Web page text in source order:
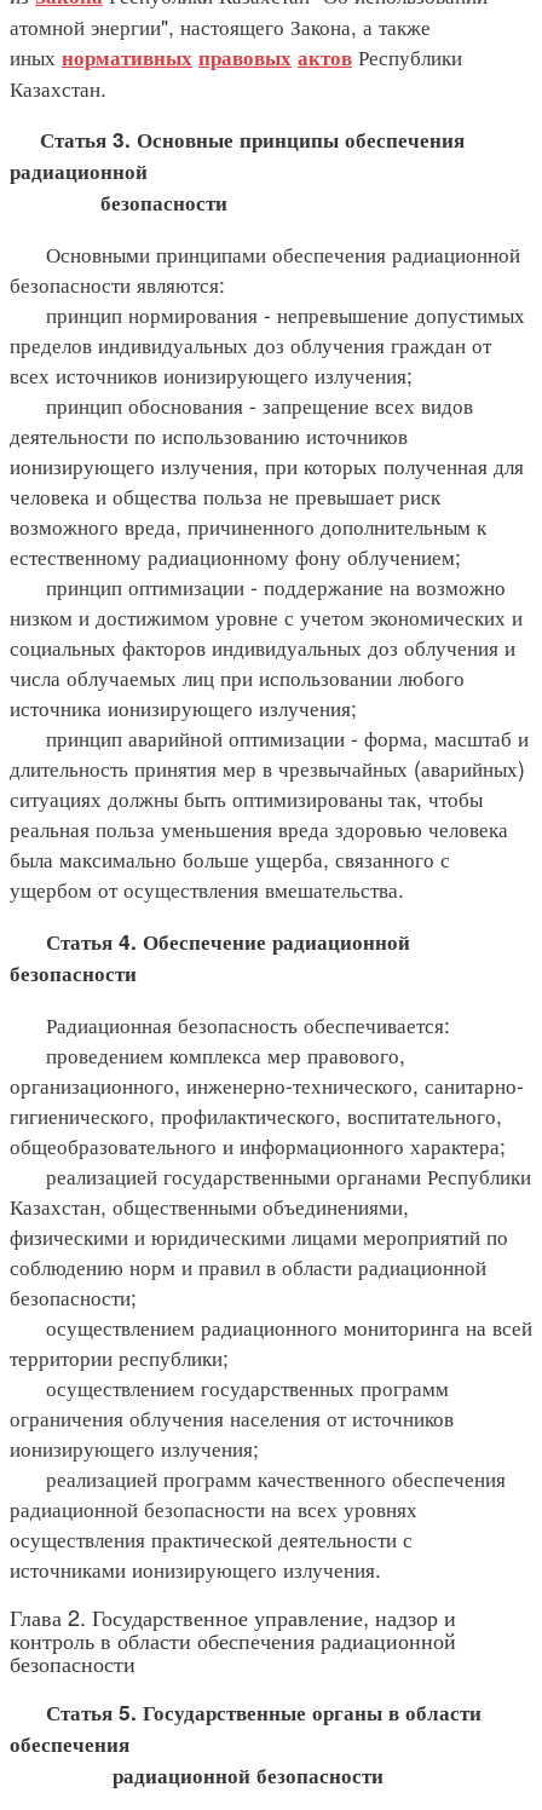
атомной энергии", настоящего Закона, а также
иных нормативных правовых актов Республики
Казахстан.
Статья 3. Основные принципы обеспечения
радиационной
безопасности
Основными принципами обеспечения радиационной
безопасности являются:
принцип нормирования - непревышение допустимых
пределов индивидуальных доз облучения граждан от
всех источников ионизирующего излучения;
принцип обоснования - запрещение всех видов
деятельности по использованию источников
ионизирующего излучения, при которых полученная для
человека и общества польза не превышает риск
возможного вреда, причиненного дополнительным к
естественному радиационному фону облучением;
принцип оптимизации - поддержание на возможно
низком и достижимом уровне с учетом экономических и
социальных факторов индивидуальных доз облучения и
числа облучаемых лиц при использовании любого
источника ионизирующего излучения;
принцип аварийной оптимизации - форма, масштаб и
длительность принятия мер в чрезвычайных (аварийных)
ситуациях должны быть оптимизированы так, чтобы
реальная польза уменьшения вреда здоровью человека
была максимально больше ущерба, связанного с
ущербом от осуществления вмешательства.
Статья 4. Обеспечение радиационной
безопасности
Радиационная безопасность обеспечивается:
проведением комплекса мер правового,
организационного, инженерно-технического, санитарно-
гигиенического, профилактического, воспитательного,
общеобразовательного и информационного характера;
реализацией государственными органами Республики
Казахстан, общественными объединениями,
физическими и юридическими лицами мероприятий по
соблюдению норм и правил в области радиационной
безопасности;
осуществлением радиационного мониторинга на всей
территории республики;
осуществлением государственных программ
ограничения облучения населения от источников
ионизирующего излучения;
реализацией программ качественного обеспечения
радиационной безопасности на всех уровнях
осуществления практической деятельности с
источниками ионизирующего излучения.
Глава 2. Государственное управление, надзор и
контроль в области обеспечения радиационной
безопасности
Статья 5. Государственные органы в области
обеспечения
радиационной безопасности